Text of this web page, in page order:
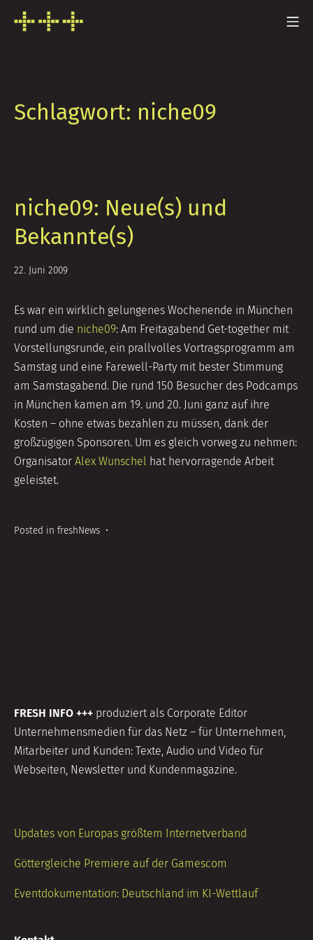
Inhalt
Schlagwort: niche09
niche09: Neue(s) und
Bekannte(s)
22. Juni 20095.
Es war ein wirklich gelungenes Wochenende in München
rund um die niche09: Am Freitagabend Get-together mit
Vorstellungsrunde, ein prallvolles Vortragsprogramm am
Samstag und eine Farewell-Party mit bester Stimmung
am Samstagabend. Die rund 150 Besucher des Podcamps
in München kamen am 19. und 20. Juni ganz auf ihre
Kosten – ohne etwas bezahlen zu müssen, dank der
großzügigen Sponsoren. Um es gleich vorweg zu nehmen:
Organisator Alex Wunschel hat hervorragende Arbeit
geleistet.
Posted in freshNews •
FRESH INFO +++ produziert als Corporate Editor
Unternehmensmedien für das Netz – für Unternehmen,
Mitarbeiter und Kunden: Texte, Audio und Video für
Webseiten, Newsletter und Kundenmagazine.
Updates von Europas größtem Internetverband
Göttergleiche Premiere auf der Gamescom
Eventdokumentation: Deutschland im KI-Wettlauf